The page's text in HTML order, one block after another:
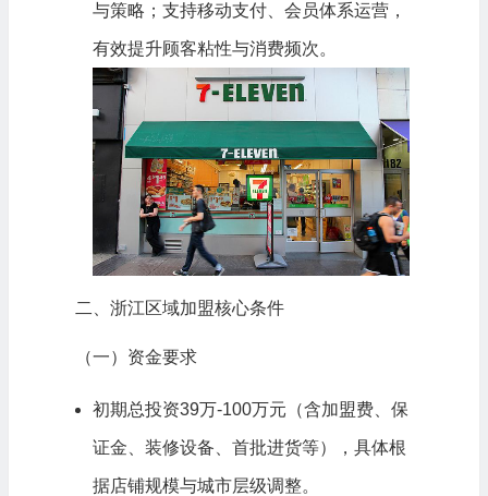
与策略；支持移动支付、会员体系运营，
有效提升顾客粘性与消费频次。
二、浙江区域加盟核心条件
（一）资金要求
初期总投资39万-100万元（含加盟费、保
证金、装修设备、首批进货等），具体根
据店铺规模与城市层级调整。